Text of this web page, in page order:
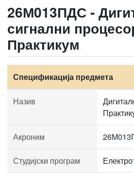
26М013ПДС -
сигнални
Практикум
Спецификација предмета
Назив
Акроним
Студијски програм